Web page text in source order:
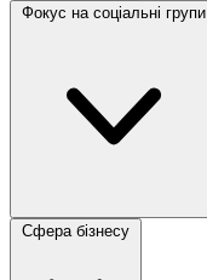
Фокус на соціальні групи
Сфера бізнесу